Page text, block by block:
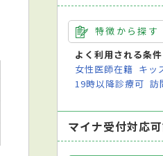
特徴から探す
よく利用される条件
女性医師在籍 キッ
19時以降診療可 訪
マイナ受付対応